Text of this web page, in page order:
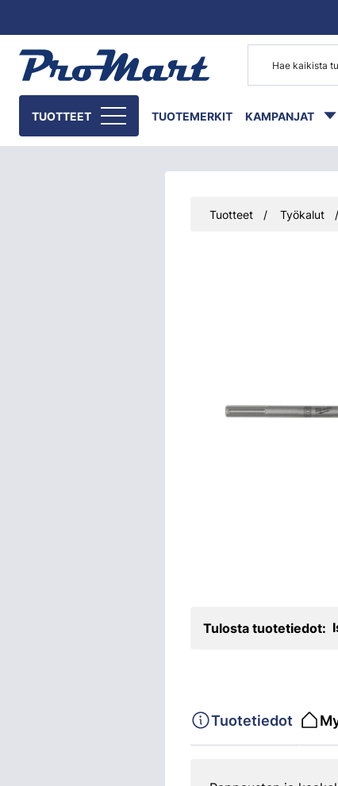
TUOTTEET TUOTEMERKIT KAMPANJAT
Tuotteet Työkalut
Tulosta tuotetiedot:
Tuotetiedot